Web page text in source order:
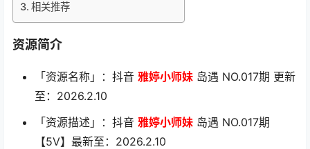
相关推荐
资源简介
「资源名称」：抖音 雅婷小师妹 岛遇 NO.017期 更新
至：2026.2.10
「资源描述」：抖音 雅婷小师妹 岛遇 NO.017期
【5V】最新至：2026.2.10